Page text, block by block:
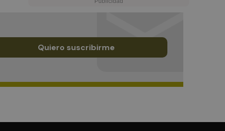
Quiero suscribirme